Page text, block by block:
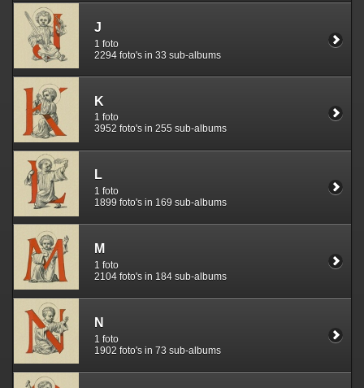
J
1 foto
2294 foto's in 33 sub-albums
K
1 foto
3952 foto's in 255 sub-albums
L
1 foto
1899 foto's in 169 sub-albums
M
1 foto
2104 foto's in 184 sub-albums
N
1 foto
1902 foto's in 73 sub-albums